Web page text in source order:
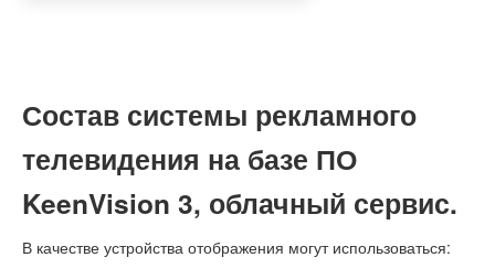
Состав системы рекламного
телевидения на базе ПО
KeenVision 3, облачный сервис.
В качестве устройства отображения могут использоваться: